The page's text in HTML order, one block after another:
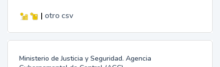
| otro csv
Ministerio de Justicia y Seguridad. Agencia